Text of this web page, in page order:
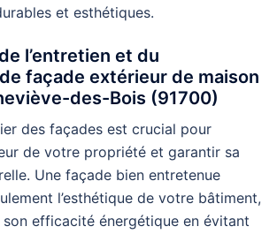
et esthétiques.
l’entretien et du
façade extérieur de maison
des-Bois (91700)
des façades est crucial pour
de votre propriété et garantir sa
Une façade bien entretenue
l’esthétique de votre bâtiment,
son efficacité énergétique en évitant